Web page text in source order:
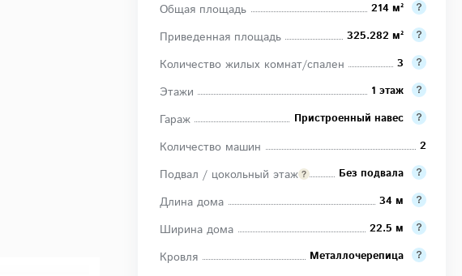
Общая площадь 214 м²
Приведенная площадь 325.282 м²
Количество жилых комнат/спален 3
Этажи 1 этаж
Гараж Пристроенный навес
Количество машин 2
Подвал / цокольный этаж Без подвала
Длина дома 34 м
Ширина дома 22.5 м
Кровля Металлочерепица